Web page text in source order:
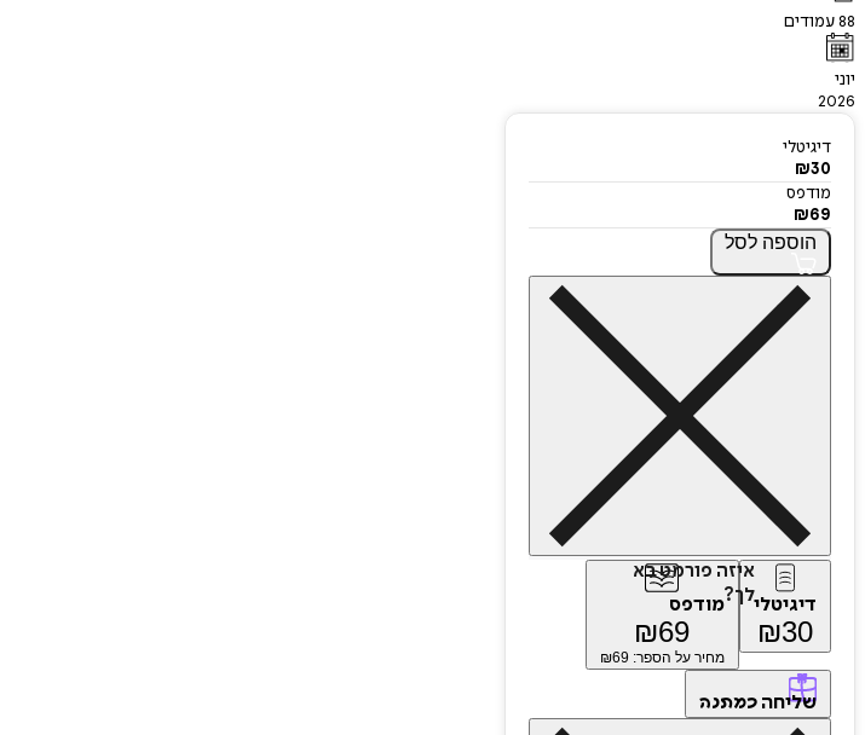
88עמודים
יוני
2026
דיגיטלי
₪30
מודפס
₪69
הוספה לסל
איזה פורמט בא
לך?דיגיטלי
₪30
מודפס
₪69
מחיר על הספר: ₪ 69
שליחהכמתנה